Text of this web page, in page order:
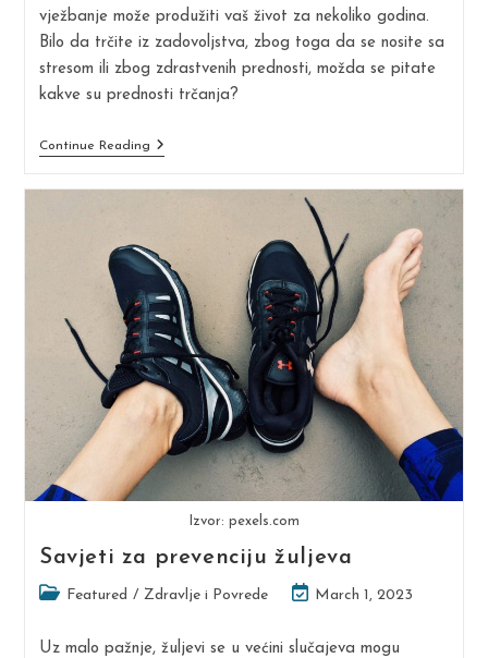
vježbanje može produžiti vaš život za nekoliko godina.
Bilo da trčite iz zadovoljstva, zbog toga da se nosite sa
stresom ili zbog zdrastvenih prednosti, možda se pitate
kakve su prednosti trčanja?
Continue ReadingZDRAVSTVENE
PREDNOSTI
Izvor: pexels.com
Savjeti za prevenciju žuljeva
PostFeatured / Zdravlje i Povrede
Post
modified:
March 1, 2023
Uz malo pažnje, žuljevi se u većini slučajeva mogu